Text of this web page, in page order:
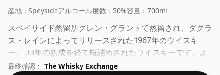
産地： Speysideアルコール度数： 50%容量： 700ml
スペイサイド蒸留所グレン・グラントで蒸留され、ダグラ
ス・レインによってリリースされた1967年のウイスキ
ー。 33年の熟成を経て瓶詰めされたウイスキーです。よ
り強度の高いウイスキーのファンは、アルコール度数
最終確認： The Whisky Exchange